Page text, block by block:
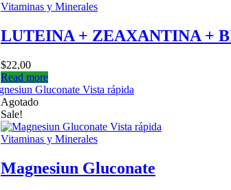
Vitaminas y Minerales
LUTEINA + ZEAXANTINA +
$22,00
Read more
Vista rápida
Agotado
Sale!
Vista rápida
Vitaminas y Minerales
Magnesiun Gluconate